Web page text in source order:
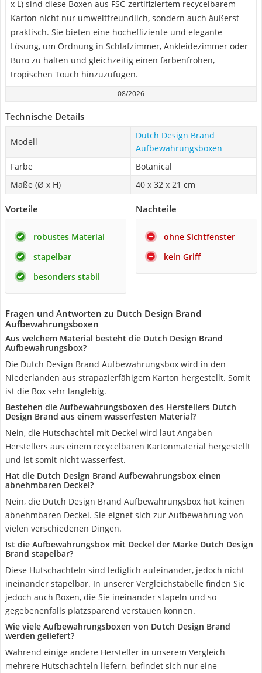
x L) sind diese Boxen aus FSC-zertifiziertem recycelbarem
Karton nicht nur umweltfreundlich, sondern auch äußerst
praktisch. Sie bieten eine hocheffiziente und elegante
Lösung, um Ordnung in Schlafzimmer, Ankleidezimmer oder
Büro zu halten und gleichzeitig einen farbenfrohen,
tropischen Touch hinzuzufügen.
08/2026
Technische Details
Modell
Dutch Design Brand
Aufbewahrungsboxen
Farbe
Botanical
Maße (Ø x H)
40 x 32 x 21 cm
Vorteile
robustes Material
stapelbar
besonders stabil
Nachteile
ohne Sichtfenster
kein Griff
Fragen und Antworten zu Dutch Design Brand
Aufbewahrungsboxen
Aus welchem Material besteht die Dutch Design Brand
Aufbewahrungsbox?
Die Dutch Design Brand Aufbewahrungsbox wird in den
Niederlanden aus strapazierfähigem Karton hergestellt. Somit
ist die Box sehr langlebig.
Bestehen die Aufbewahrungsboxen des Herstellers Dutch
Design Brand aus einem wasserfesten Material?
Nein, die Hutschachtel mit Deckel wird laut Angaben
Herstellers aus einem recycelbaren Kartonmaterial hergestellt
und ist somit nicht wasserfest.
Hat die Dutch Design Brand Aufbewahrungsbox einen
abnehmbaren Deckel?
Nein, die Dutch Design Brand Aufbewahrungsbox hat keinen
abnehmbaren Deckel. Sie eignet sich zur Aufbewahrung von
vielen verschiedenen Dingen.
Ist die Aufbewahrungsbox mit Deckel der Marke Dutch Design
Brand stapelbar?
Diese Hutschachteln sind lediglich aufeinander, jedoch nicht
ineinander stapelbar. In unserer Vergleichstabelle finden Sie
jedoch auch Boxen, die Sie ineinander stapeln und so
gegebenenfalls platzsparend verstauen können.
Wie viele Aufbewahrungsboxen von Dutch Design Brand
werden geliefert?
Während einige andere Hersteller in unserem Vergleich
mehrere Hutschachteln liefern, befindet sich nur eine